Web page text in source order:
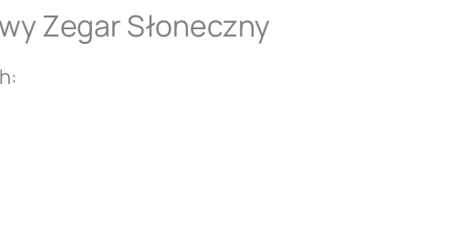
Zegar Słoneczny